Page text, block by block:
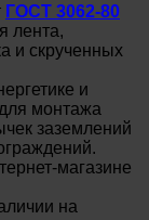
ГОСТ 3062-80
лента,
и скрученных
и
монтажа
заземлений
магазине
на